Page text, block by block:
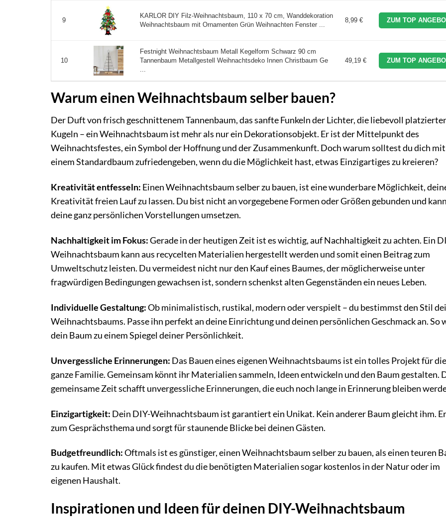
9
KARLOR DIY Filz-Weihnachtsbaum, 110 x 70 cm, Wanddekoration
Weihnachtsbaum mit Ornamenten Grün Weihnachten Fenster ...
8,99 € ZUM TOP
10
Festnight Weihnachtsbaum Metall Kegelform Schwarz 90 cm
Tannenbaum Metallgestell Weihnachtsdeko Innen Christbaum Ge
...
49,19 € ZUM TOP
Warum einen Weihnachtsbaum selber bauen?
Der Duft von frisch geschnittenem Tannenbaum, das sanfte Funkeln der Lichter, die liebevoll
Kugeln – ein Weihnachtsbaum ist mehr als nur ein Dekorationsobjekt. Er ist der Mittelpunkt des
Weihnachtsfestes, ein Symbol der Hoffnung und der Zusammenkunft. Doch warum solltest du dich mit
einem Standardbaum zufriedengeben, wenn du die Möglichkeit hast, etwas Einzigartiges zu kreieren?
Kreativität entfesseln: Einen Weihnachtsbaum selber zu bauen, ist eine wunderbare Möglichkeit,
Kreativität freien Lauf zu lassen. Du bist nicht an vorgegebene Formen oder Größen gebunden und
deine ganz persönlichen Vorstellungen umsetzen.
Nachhaltigkeit im Fokus:Gerade in der heutigen Zeit ist es wichtig, auf Nachhaltigkeit zu achten. Ein
Weihnachtsbaum kann aus recycelten Materialien hergestellt werden und somit einen Beitrag zum
Umweltschutz leisten. Du vermeidest nicht nur den Kauf eines Baumes, der möglicherweise unter
fragwürdigen Bedingungen gewachsen ist, sondern schenkst alten Gegenständen ein neues Leben.
Individuelle Gestaltung:Ob minimalistisch, rustikal, modern oder verspielt – du bestimmst den Stil
Weihnachtsbaums. Passe ihn perfekt an deine Einrichtung und deinen persönlichen Geschmack an. So
dein Baum zu einem Spiegel deiner Persönlichkeit.
Unvergessliche Erinnerungen: Das Bauen eines eigenen Weihnachtsbaums ist ein tolles Projekt für die
ganze Familie. Gemeinsam könnt ihr Materialien sammeln, Ideen entwickeln und den Baum gestalten.
gemeinsame Zeit schafft unvergessliche Erinnerungen, die euch noch lange in Erinnerung bleiben
Einzigartigkeit: Dein DIY-Weihnachtsbaum ist garantiert ein Unikat. Kein anderer Baum gleicht ihm.
zum Gesprächsthema und sorgt für staunende Blicke bei deinen Gästen.
Budgetfreundlich:Oftmals ist es günstiger, einen Weihnachtsbaum selber zu bauen, als einen teuren
zu kaufen. Mit etwas Glück findest du die benötigten Materialien sogar kostenlos in der Natur oder im
eigenen Haushalt.
Inspirationen und Ideen für deinen DIY-Weihnachtsbaum